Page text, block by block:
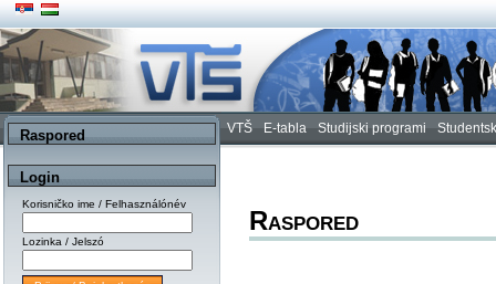
VTŠ E-tabla Studijski programi
Raspored
Login
Korisničko ime / Felhasználónév
Lozinka / Jelszó
Raspored